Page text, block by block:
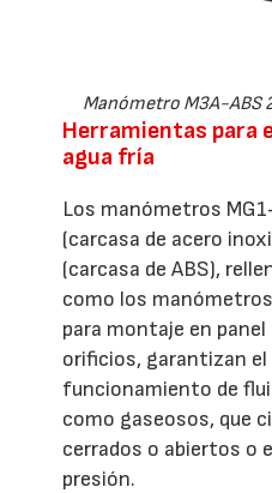
Manómetro M3A-
Herramientas para
agua fría
Los manómetros
(carcasa de acero
(carcasa de ABS),
como los
para montaje en panel
orificios, garantizan
funcionamiento de
como gaseosos, que
cerrados o abiertos o
presión.